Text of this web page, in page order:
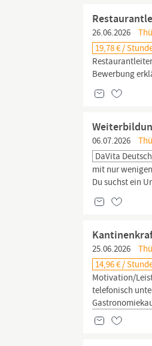
26.06.2026
19,78 € /
Bewerbung
06.07.2026
DaVita
mit nur
Du suchst ein
25.06.2026
14,96 € /
Motivation/
telefonisch